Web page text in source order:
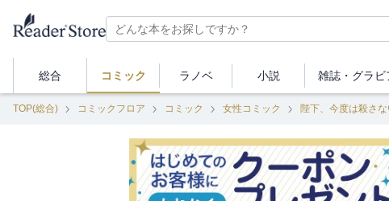
総合 コミック ラノベ 小説 雑誌・ グラビ
TOP(総合) コミックフロア コミック 女性コミック 陛下、今度は殺さな